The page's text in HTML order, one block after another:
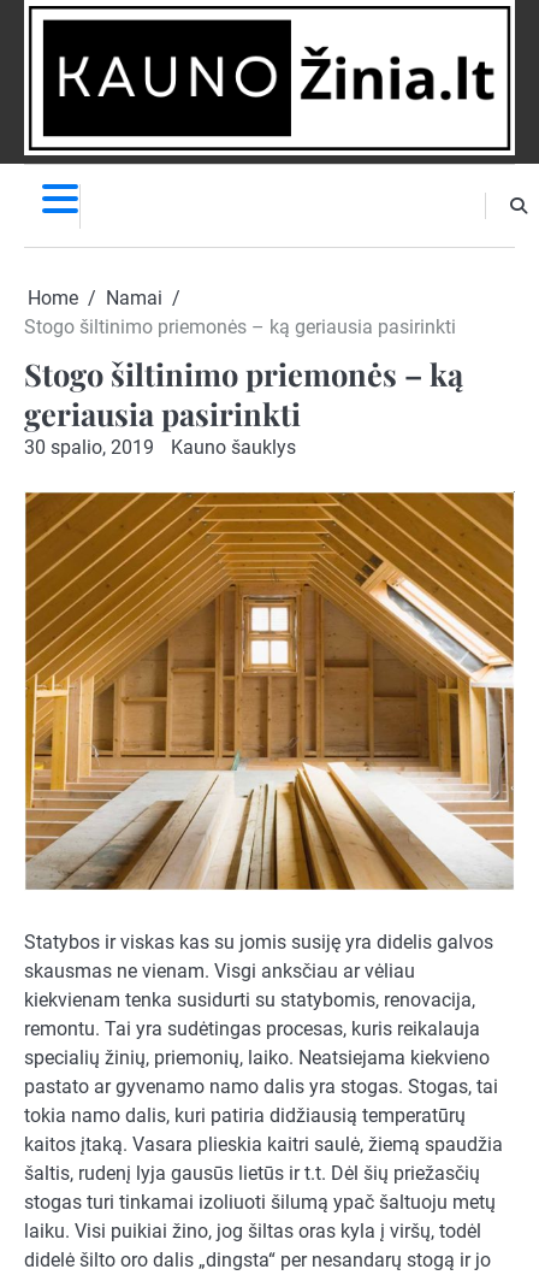
Skip
NAUJIENĄ
Home
Namai
Stogo šiltinimo priemonės – ką geriausia pasirinkti
Stogo šiltinimo priemonės – ką
geriausia pasirinkti
30 spalio, 2019 Kauno šauklys
Statybos ir viskas kas su jomis susiję yra didelis galvos
skausmas ne vienam. Visgi anksčiau ar vėliau
kiekvienam tenka susidurti su statybomis, renovacija,
remontu. Tai yra sudėtingas procesas, kuris reikalauja
specialių žinių, priemonių, laiko. Neatsiejama kiekvieno
pastato ar gyvenamo namo dalis yra stogas. Stogas, tai
tokia namo dalis, kuri patiria didžiausią temperatūrų
kaitos įtaką. Vasara plieskia kaitri saulė, žiemą spaudžia
šaltis, rudenį lyja gausūs lietūs ir t.t. Dėl šių priežasčių
stogas turi tinkamai izoliuoti šilumą ypač šaltuoju metų
laiku. Visi puikiai žino, jog šiltas oras kyla į viršų, todėl
didelė šilto oro dalis „dingsta“ per nesandarų stogą ir jo